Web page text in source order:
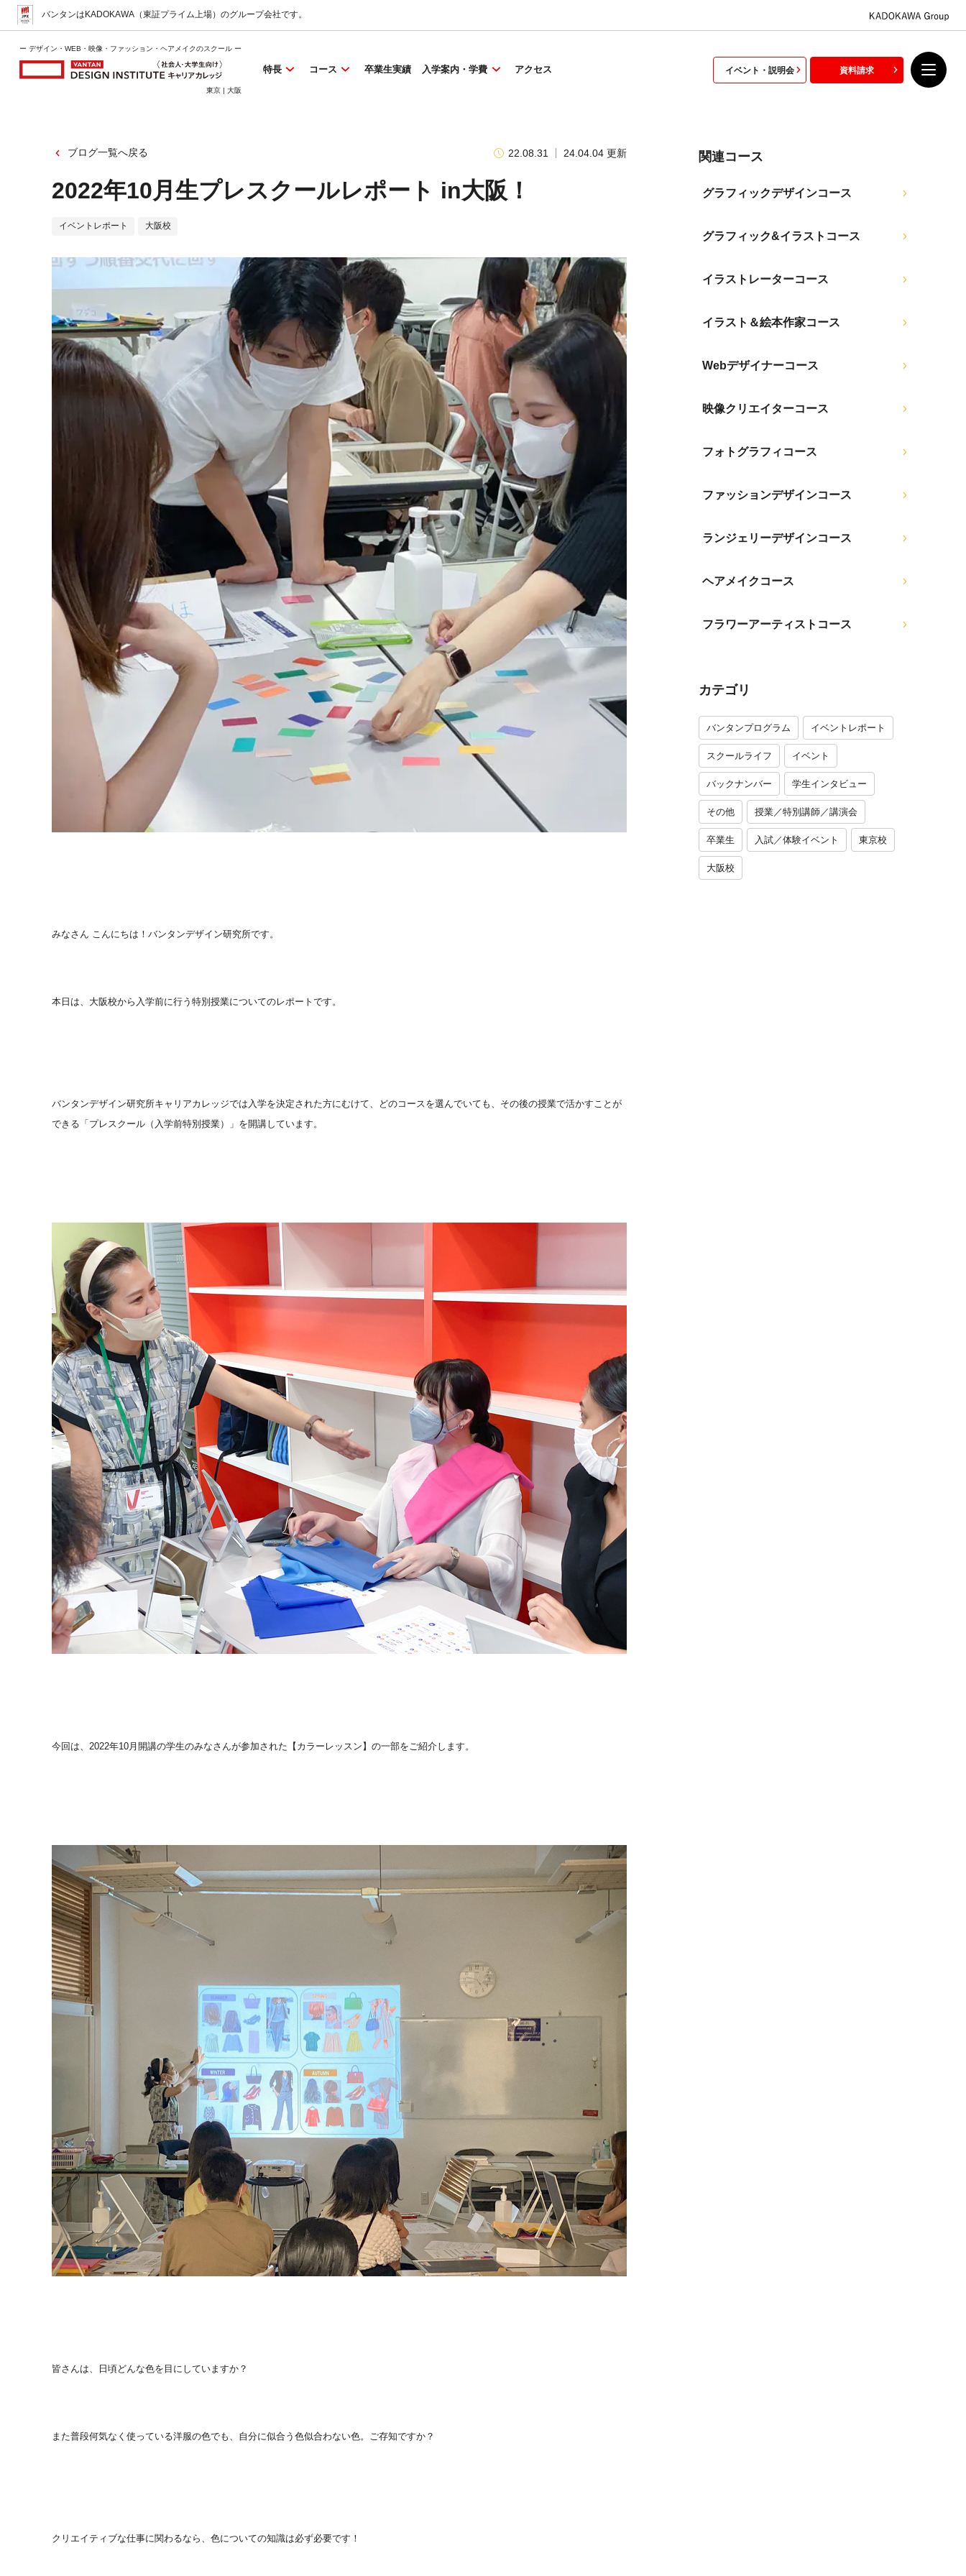
バンタンはKADOKAWA（東証プライム上場） のグループ会社です。
ー デザイン・WEB・映像・ファッション・ヘアメイクのスクール ー
東京 | 大阪
特長 コース 卒業生実績 入学案内・学費 アクセス イベント・説明会 資料請求
ブログ一覧へ戻る 22.08.31 24.04.04 更新
2022年10月生プレスクールレポート in大阪！
イベントレポート 大阪校
みなさん こんにちは！バンタンデザイン研究所です。
本日は、大阪校から入学前に行う特別授業についてのレポートです。
バンタンデザイン研究所キャリアカレッジでは入学を決定された方にむけて、どのコースを選んでいても、その後の授業で活かすことが
できる「プレスクール（入学前特別授業）」を開講しています。
今回は、 2022年10 月開講の学生のみなさんが参加された【カラーレッスン】の一部をご紹介します。
皆さんは、日頃どんな色を目にしていますか？
また普段何気なく使っている洋服の色でも、自分に似合う色似合わない色。ご存知ですか？
クリエイティブな仕事に関わるなら、色についての知識は必ず必要です！
関連コース
グラフィックデザインコース
グラフィック&イラストコース
イラストレーターコース
イラスト＆絵本作家コース
Webデザイナーコース
映像クリエイターコース
フォトグラフィコース
ファッションデザインコース
ランジェリーデザインコース
ヘアメイクコース
フラワーアーティストコース
カテゴリ
バンタンプログラム イベントレポート
スクールライフ イベント
バックナンバー 学生インタビュー
その他 授業／特別講師／講演会
卒業生 入試／体験イベント 東京校
大阪校